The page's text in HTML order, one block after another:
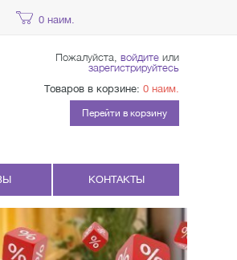
0 наим.
Пожалуйста, войдите или
зарегистрируйтесь
Товаров в корзине: 0 наим.
Перейти в корзину
КОНТАКТЫ